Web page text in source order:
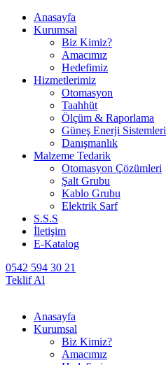
Anasayfa
Kurumsal
Biz Kimiz?
Amacımız
Hedefimiz
Hizmetlerimiz
Otomasyon
Taahhüt
Ölçüm & Raporlama
Güneş Enerji Sistemleri
Danışmanlık
Malzeme Tedarik
Otomasyon Çözümleri
Şalt Grubu
Kablo Grubu
Elektrik Sarf
S.S.S
İletişim
E-Katalog
0542 594 30 21
Teklif Al
Anasayfa
Kurumsal
Biz Kimiz?
Amacımız